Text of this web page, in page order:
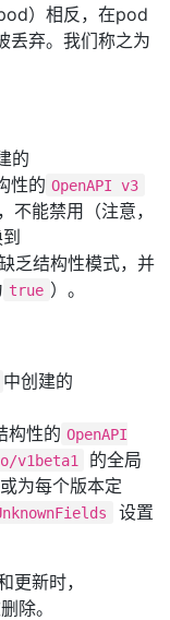
）相反，在pod
丢弃。我们称之为
的
性的 OpenAPI v3
能禁用（注意，
乏结构性模式，并
true ）。
中创建的
构性的 OpenAPI
v1beta1 的全局
为每个版本定
设置
新时，
除。